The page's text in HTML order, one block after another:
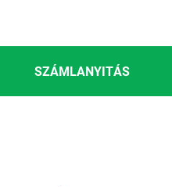
SZÁMLANYITÁS